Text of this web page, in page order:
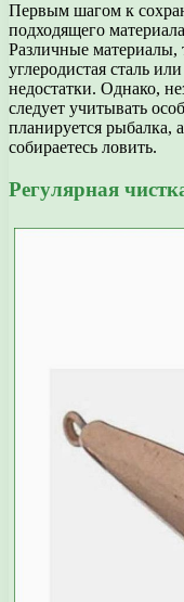
Первым шагом к
подходящего
Различные материалы,
углеродистая сталь
недостатки. Однако,
следует учитывать
планируется
собираетесь ловить.
Регулярная